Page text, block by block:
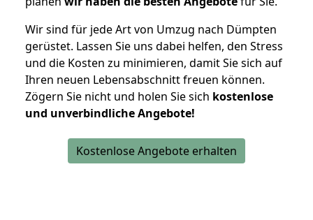
Wir sind für jede Art von Umzug nach Dümpten
gerüstet. Lassen Sie uns dabei helfen, den Stress
und die Kosten zu minimieren, damit Sie sich auf
Ihren neuen Lebensabschnitt freuen können.
Zögern Sie nicht und holen Sie sich kostenlose
und unverbindliche Angebote!
Kostenlose Angebote erhalten